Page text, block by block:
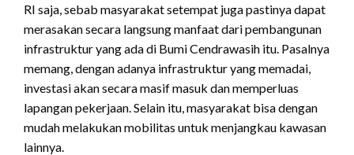
RI saja, sebab masyarakat setempat juga pastinya dapat
merasakan secara langsung manfaat dari pembangunan
infrastruktur yang ada di Bumi Cendrawasih itu. Pasalnya
memang, dengan adanya infrastruktur yang memadai,
investasi akan secara masif masuk dan memperluas
lapangan pekerjaan. Selain itu, masyarakat bisa dengan
mudah melakukan mobilitas untuk menjangkau kawasan
lainnya.